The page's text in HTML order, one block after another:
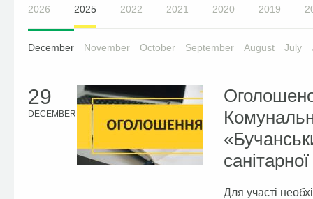
2026 2025 2022 2021 2020 2019
December November October September August July
29
DECEMBER
Для участі